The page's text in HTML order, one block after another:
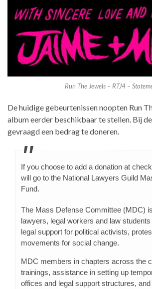
Run The Jewels – RTJ4 –
De huidige gebeurtenissen noopten Run
album eerder beschikbaar te stellen. Bij
gevraagd een bedrag te doneren.
If you choose to add a donation at
will go to the National Lawyers Guild
Fund.
The Mass Defense Committee (MDC)
lawyers, legal workers and law
legal support for political activists,
movements for social change.
MDC members in chapters across the
trainings, assistance in setting up
offices and legal support structures,